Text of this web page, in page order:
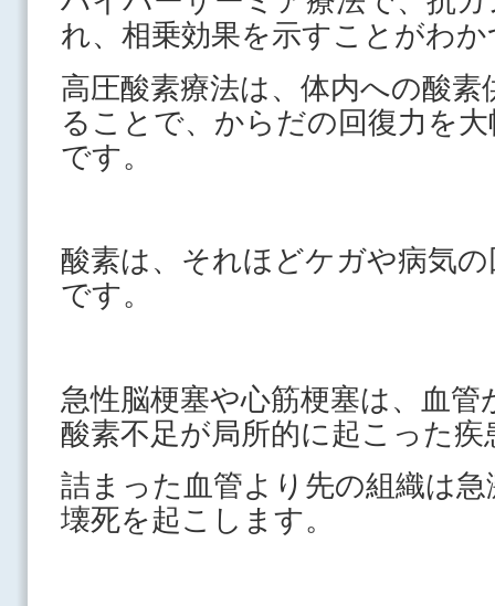
れ、相乗効果を示すことがわ
高圧酸素療法は、体内への酸
ることで、からだの回復力を
です。
酸素は、それほどケガや病気
です。
急性脳梗塞や心筋梗塞は、血
酸素不足が局所的に起こった疾
詰まった血管より先の組織は
壊死を起こします。